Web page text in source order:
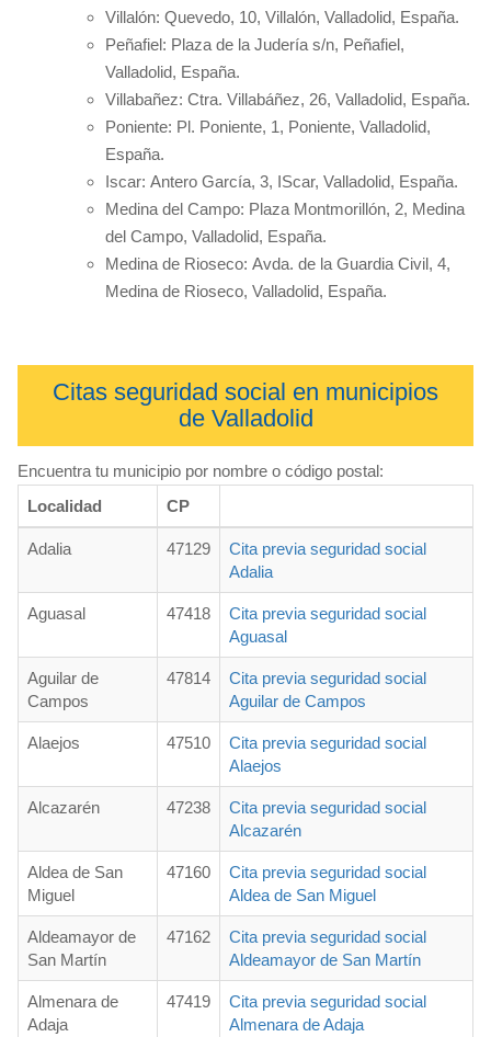
Villalón: Quevedo, 10, Villalón, Valladolid, España.
Peñafiel: Plaza de la Judería s/n, Peñafiel,
Valladolid, España.
Villabañez: Ctra. Villabáñez, 26, Valladolid, España.
Poniente: Pl. Poniente, 1, Poniente, Valladolid,
España.
Iscar: Antero García, 3, IScar, Valladolid, España.
Medina del Campo: Plaza Montmorillón, 2, Medina
del Campo, Valladolid, España.
Medina de Rioseco: Avda. de la Guardia Civil, 4,
Medina de Rioseco, Valladolid, España.
Citas seguridad social en municipios
de Valladolid
Encuentra tu municipio por nombre o código postal:
Localidad
CP
Adalia 47129
Cita previa seguridad social
Adalia
Aguasal 47418
Cita previa seguridad social
Aguasal
Aguilar de
Campos
47814
Cita previa seguridad social
Aguilar de Campos
Alaejos 47510
Cita previa seguridad social
Alaejos
Alcazarén 47238
Cita previa seguridad social
Alcazarén
Aldea de San
Miguel
47160
Cita previa seguridad social
Aldea de San Miguel
Aldeamayor de
San Martín
47162
Cita previa seguridad social
Aldeamayor de San Martín
Almenara de
Adaja
47419
Cita previa seguridad social
Almenara de Adaja